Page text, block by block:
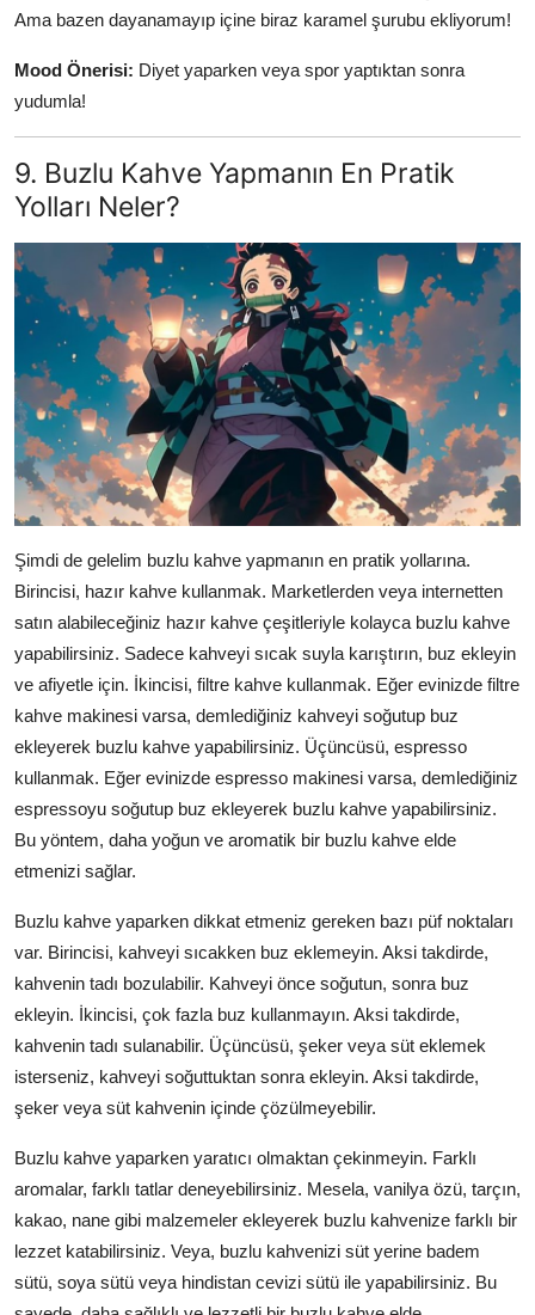
Ama bazen dayanamayıp içine biraz karamel şurubu ekliyorum!
Mood Önerisi: Diyet yaparken veya spor yaptıktan sonra
yudumla!
9. Buzlu Kahve Yapmanın En Pratik
Yolları Neler?
Şimdi de gelelim buzlu kahve yapmanın en pratik yollarına.
Birincisi, hazır kahve kullanmak. Marketlerden veya internetten
satın alabileceğiniz hazır kahve çeşitleriyle kolayca buzlu kahve
yapabilirsiniz. Sadece kahveyi sıcak suyla karıştırın, buz ekleyin
ve afiyetle için. İkincisi, filtre kahve kullanmak. Eğer evinizde filtre
kahve makinesi varsa, demlediğiniz kahveyi soğutup buz
ekleyerek buzlu kahve yapabilirsiniz. Üçüncüsü, espresso
kullanmak. Eğer evinizde espresso makinesi varsa, demlediğiniz
espressoyu soğutup buz ekleyerek buzlu kahve yapabilirsiniz.
Bu yöntem, daha yoğun ve aromatik bir buzlu kahve elde
etmenizi sağlar.
Buzlu kahve yaparken dikkat etmeniz gereken bazı püf noktaları
var. Birincisi, kahveyi sıcakken buz eklemeyin. Aksi takdirde,
kahvenin tadı bozulabilir. Kahveyi önce soğutun, sonra buz
ekleyin. İkincisi, çok fazla buz kullanmayın. Aksi takdirde,
kahvenin tadı sulanabilir. Üçüncüsü, şeker veya süt eklemek
isterseniz, kahveyi soğuttuktan sonra ekleyin. Aksi takdirde,
şeker veya süt kahvenin içinde çözülmeyebilir.
Buzlu kahve yaparken yaratıcı olmaktan çekinmeyin. Farklı
aromalar, farklı tatlar deneyebilirsiniz. Mesela, vanilya özü, tarçın,
kakao, nane gibi malzemeler ekleyerek buzlu kahvenize farklı bir
lezzet katabilirsiniz. Veya, buzlu kahvenizi süt yerine badem
sütü, soya sütü veya hindistan cevizi sütü ile yapabilirsiniz. Bu